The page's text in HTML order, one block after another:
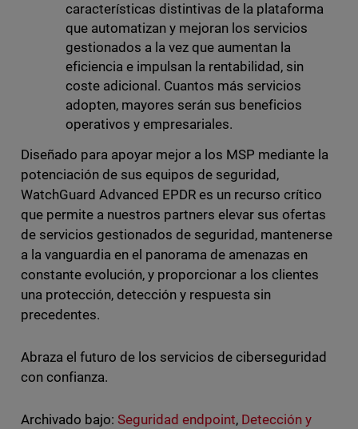
características distintivas de la plataforma
que automatizan y mejoran los servicios
gestionados a la vez que aumentan la
eficiencia e impulsan la rentabilidad, sin
coste adicional. Cuantos más servicios
adopten, mayores serán sus beneficios
operativos y empresariales.
Diseñado para apoyar mejor a los MSP mediante la
potenciación de sus equipos de seguridad,
WatchGuard Advanced EPDR es un recurso crítico
que permite a nuestros partners elevar sus ofertas
de servicios gestionados de seguridad, mantenerse
a la vanguardia en el panorama de amenazas en
constante evolución, y proporcionar a los clientes
una protección, detección y respuesta sin
precedentes.
Abraza el futuro de los servicios de ciberseguridad
con confianza.
Archivado bajo: Seguridad endpoint, Detección y